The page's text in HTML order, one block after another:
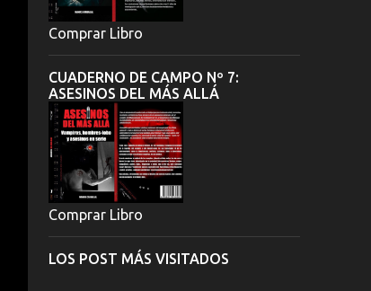
Comprar Libro
CUADERNO DE CAMPO Nº 7:
ASESINOS DEL MÁS ALLÁ
Comprar Libro
LOS POST MÁS VISITADOS